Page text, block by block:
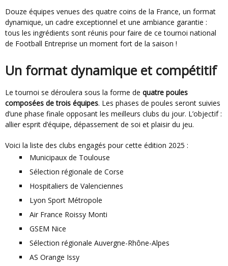
Douze équipes venues des quatre coins de la France, un format
dynamique, un cadre exceptionnel et une ambiance garantie :
tous les ingrédients sont réunis pour faire de ce tournoi national
de Football Entreprise un moment fort de la saison !
Un format dynamique et compétitif
Le tournoi se déroulera sous la forme de quatre poules
composées de trois équipes. Les phases de poules seront suivies
d’une phase finale opposant les meilleurs clubs du jour. L’objectif :
allier esprit d’équipe, dépassement de soi et plaisir du jeu.
Voici la liste des clubs engagés pour cette édition 2025 :
Municipaux de Toulouse
Sélection régionale de Corse
Hospitaliers de Valenciennes
Lyon Sport Métropole
Air France Roissy Monti
GSEM Nice
Sélection régionale Auvergne-Rhône-Alpes
AS Orange Issy